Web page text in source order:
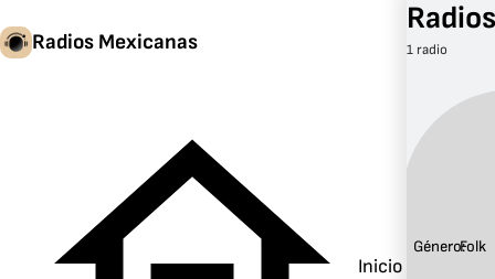
Radios Mexicanas
Inicio
1 radio
Género:Folk